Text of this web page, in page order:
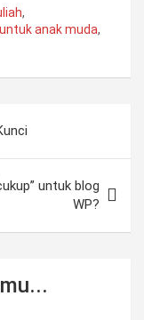
,
anak muda,
untuk blog
WP?